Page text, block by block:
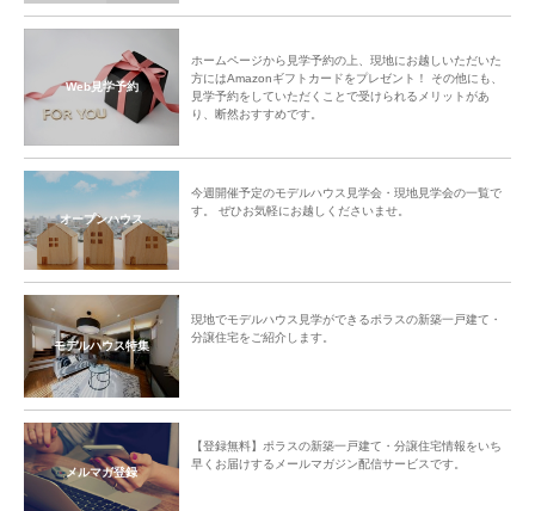
Web見学予約
ホームページから見学予約の上、現地にお越しいただいた
方にはAmazonギフトカードをプレゼント！ その他にも、
見学予約をしていただくことで受けられるメリットがあ
り、断然おすすめです。
オープンハウス
今週開催予定のモデルハウス見学会・現地見学会の一覧で
す。 ぜひお気軽にお越しくださいませ。
モデルハウス特集
現地でモデルハウス見学ができるポラスの新築一戸建て・
分譲住宅をご紹介します。
メルマガ登録
【登録無料】ポラスの新築一戸建て・分譲住宅情報をいち
早くお届けするメールマガジン配信サービスです。